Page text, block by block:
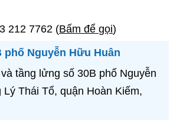
212 7762 (Bấm để gọi)
phố Nguyễn Hữu Huân
tầng lửng số 30B phố Nguyễn
Thái Tổ, quận Hoàn Kiếm,